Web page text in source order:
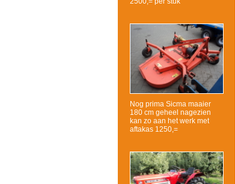
Nog prima Sicma maaier
180 cm geheel nagezien
kan zo aan het werk met
aftakas 1250,=